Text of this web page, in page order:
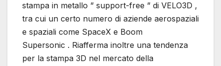
stampa in metallo ” support-free ” di VELO3D ,
tra cui un certo numero di aziende aerospaziali
e spaziali come SpaceX e Boom
Supersonic . Riafferma inoltre una tendenza
per la stampa 3D nel mercato della